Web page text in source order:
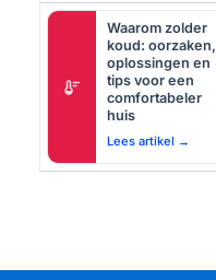
thermostat
Waarom zolder
koud: oorzaken,
oplossingen en
tips voor een
comfortabeler
huis
Lees artikel →